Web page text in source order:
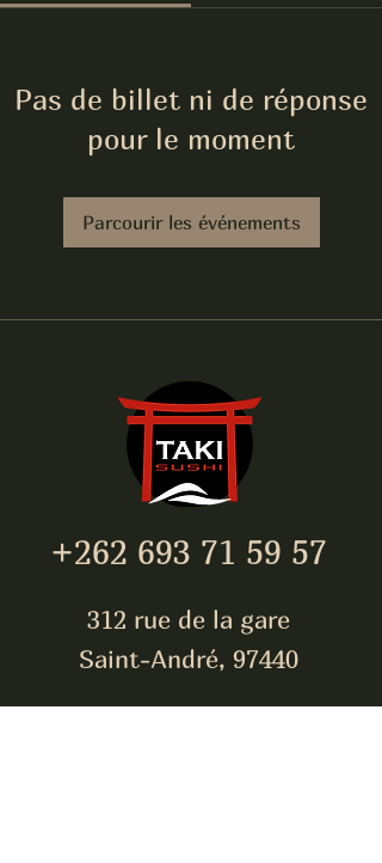
Pas de billet ni de réponse
pour le moment
Parcourir les événements
+262 693 71 59 57
312 rue de la gare
Saint-André, 97440